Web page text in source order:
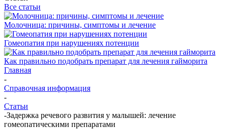
Все статьи
Молочница: причины, симптомы и лечение
Гомеопатия при нарушениях потенции
Как правильно подобрать препарат для лечения гайморита
Главная
-
Справочная информация
-
Статьи
-Задержка речевого развития у малышей: лечение
гомеопатическими препаратами